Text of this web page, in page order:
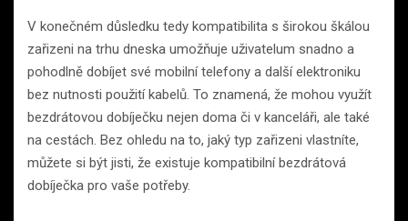
V konečném důsledku tedy kompatibilita s širokou škálou
zařizeni na trhu dneska umožňuje uživatelum snadno a
pohodlně dobíjet své mobilní telefony a další elektroniku
bez nutnosti použití kabelů. To znamená, že mohou využít
bezdrátovou dobíječku nejen doma či v kanceláři, ale také
na cestách. Bez ohledu na to, jaký typ zařizeni vlastníte,
můžete si být jisti, že existuje kompatibilní bezdrátová
dobíječka pro vaše potřeby.